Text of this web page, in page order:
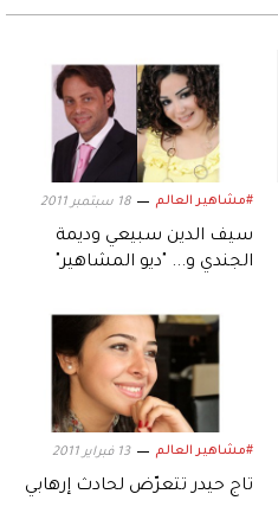
#مشاهير العالم 18 سبتمبر 2011
سيف الدين سبيعي وديمة
الجندي و... "ديو المشاهير"
#مشاهير العالم 13 فبراير 2011
تاج حيدر تتعرّض لحادث إرهابي